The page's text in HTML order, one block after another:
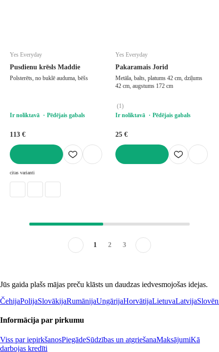
Yes Everyday
Pusdienu krēsls Maddie
Polsterēts, no buklē auduma, bēšs
Ir noliktavā Pēdējais gabals
113 €
citas varianti
Yes Everyday
Pakaramais Jorid
Metāla, balts, platums 42 cm, dziļums
42 cm, augstums 172 cm
(1)
Ir noliktavā
Pēdējais gabals
25 €
1 2 3
Jūs gaida plašs mājas preču klāsts un daudzas iedvesmojošas idejas.
ČehijaPolijaSlovākijaRumānijaUngārijaHorvātijaLietuvaLatvija
Informācija par pirkumu
Viss par iepirkšanosPiegādeSūdzības un atgriešanaMaksājumiKā
darbojas kredīti